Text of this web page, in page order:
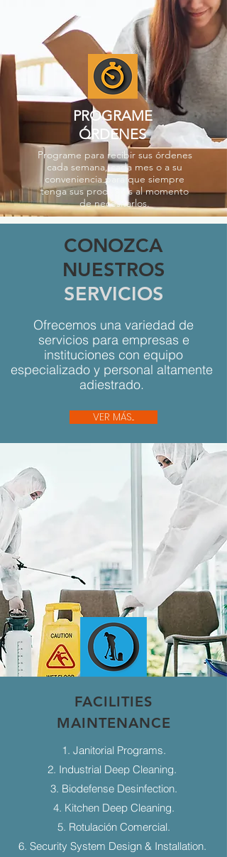
PROGRAME
ÓRDENES
Programe para recibir sus órdenes
cada semana, cada mes o a su
conveniencia para que siempre
tenga sus productos al momento
de necesitarlos.
CONOZCA
NUESTROS
SERVICIOS
Ofrecemos una variedad de
servicios para empresas e
instituciones con equipo
especializado y personal altamente
adiestrado.
VER MÁS...
FACILITIES
MAINTENANCE
1. Janitorial Programs.
2. Industrial Deep Cleaning.
3. Biodefense Desinfection.
4. Kitchen Deep Cleaning.
5. Rotulación Comercial.
6. Security System Design & Installation.